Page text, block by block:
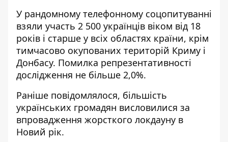
У рандомному телефонному соцопитуванні
взяли участь 2 500 українців віком від 18
років і старше у всіх областях країни, крім
тимчасово окупованих територій Криму і
Донбасу. Помилка репрезентативності
дослідження не більше 2,0%.
Раніше повідомлялося, більшість
українських громадян висловилися за
впровадження жорсткого локдауну в
Новий рік.